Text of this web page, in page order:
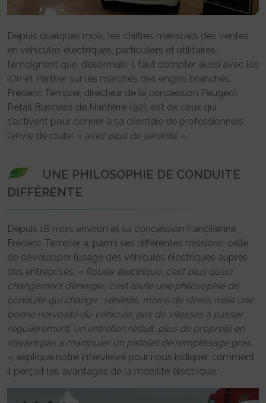
Depuis quelques mois, les chiffres mensuels des ventes
en véhicules électriques, particuliers et utilitaires,
témoignent que, désormais, il faut compter aussi avec les
iOn et Partner sur les marchés des engins branchés.
Frédéric Templer, directeur de la concession Peugeot
Retail Business de Nanterre (92), est de ceux qui
s’activent pour donner à sa clientèle de professionnels
l’envie de rouler « avec plus de sérénité ».
UNE PHILOSOPHIE DE CONDUITE
DIFFÉRENTE
Depuis 18 mois environ et sa concession francilienne,
Frédéric Templer a, parmi ses différentes missions, celle
de développer l’usage des véhicules électriques auprès
des entreprises. « Rouler électrique, c’est plus qu’un
changement d’énergie, c’est toute une philosophie de
conduite qui change : sérénité, moins de stress mais une
bonne nervosité du véhicule, pas de vitesses à passer
régulièrement, un entretien réduit, plus de propreté en
n’ayant pas à manipuler un pistolet de remplissage gras…
», explique notre interviewé pour nous indiquer comment
il perçoit les avantages de la mobilité électrique.